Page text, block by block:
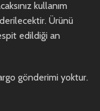
kullanım
Ürünü
edildiği an
gönderimi yoktur.